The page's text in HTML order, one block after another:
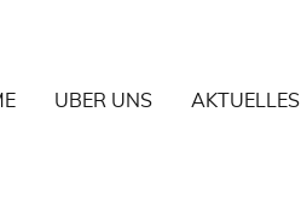
ÜBER UNS AKTUELLES